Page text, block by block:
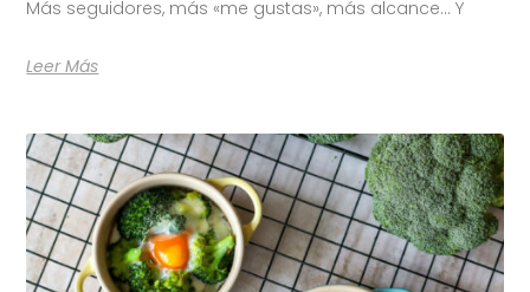
Más seguidores, más «me gustas», más alcance… Y
Leer Más